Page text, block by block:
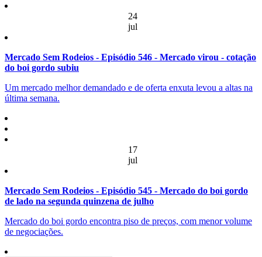
24
jul
Mercado Sem Rodeios - Episódio 546 - Mercado virou - cotação
do boi gordo subiu
Um mercado melhor demandado e de oferta enxuta levou a altas na
última semana.
17
jul
Mercado Sem Rodeios - Episódio 545 - Mercado do boi gordo
de lado na segunda quinzena de julho
Mercado do boi gordo encontra piso de preços, com menor volume
de negociações.